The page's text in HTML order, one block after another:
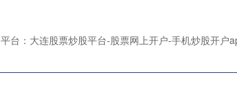
平台：大连股票炒股平台-股票网上开户-手机炒股开户